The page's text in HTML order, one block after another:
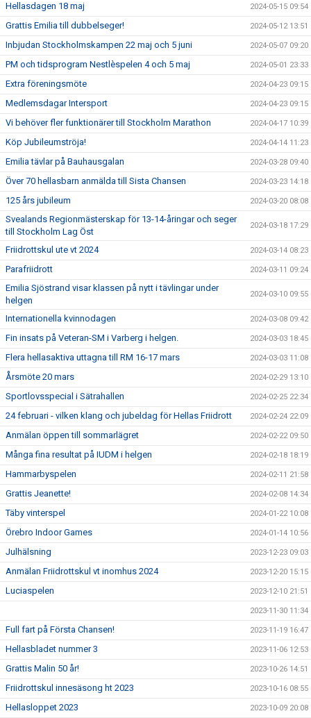
Hellasdagen 18 maj 2024-05-15 09:54
Grattis Emilia till dubbelseger! 2024-05-12 13:51
Inbjudan Stockholmskampen 22 maj och 5 juni 2024-05-07 09:20
PM och tidsprogram Nestlèspelen 4 och 5 maj 2024-05-01 23:33
Extra föreningsmöte 2024-04-23 09:15
Medlemsdagar Intersport 2024-04-23 09:15
Vi behöver fler funktionärer till Stockholm Marathon 2024-04-17 10:39
Köp Jubileumströja! 2024-04-14 11:23
Emilia tävlar på Bauhausgalan 2024-03-28 09:40
Över 70 hellasbarn anmälda till Sista Chansen 2024-03-23 14:18
125 års jubileum 2024-03-20 08:08
Svealands Regionmästerskap för 13-14-åringar och seger
till Stockholm Lag Öst
2024-03-18 17:29
Friidrottskul ute vt 2024 2024-03-14 08:23
Parafriidrott 2024-03-11 09:24
Emilia Sjöstrand visar klassen på nytt i tävlingar under
helgen
2024-03-10 09:55
Internationella kvinnodagen 2024-03-08 09:42
Fin insats på Veteran-SM i Varberg i helgen. 2024-03-03 18:45
Flera hellasaktiva uttagna till RM 16-17 mars 2024-03-03 11:08
Årsmöte 20 mars 2024-02-29 13:10
Sportlovsspecial i Sätrahallen 2024-02-25 22:34
24 februari - vilken klang och jubeldag för Hellas Friidrott 2024-02-24 22:09
Anmälan öppen till sommarlägret 2024-02-22 09:50
Många fina resultat på IUDM i helgen 2024-02-18 18:19
Hammarbyspelen 2024-02-11 21:58
Grattis Jeanette! 2024-02-08 14:34
Täby vinterspel 2024-01-22 10:08
Örebro Indoor Games 2024-01-14 10:56
Julhälsning 2023-12-23 09:03
Anmälan Friidrottskul vt inomhus 2024 2023-12-20 15:15
Luciaspelen 2023-12-10 21:51
2023-11-30 11:34
Full fart på Första Chansen! 2023-11-19 16:47
Hellasbladet nummer 3 2023-11-06 12:53
Grattis Malin 50 år! 2023-10-26 14:51
Friidrottskul innesäsong ht 2023 2023-10-16 08:55
Hellasloppet 2023 2023-10-09 20:08